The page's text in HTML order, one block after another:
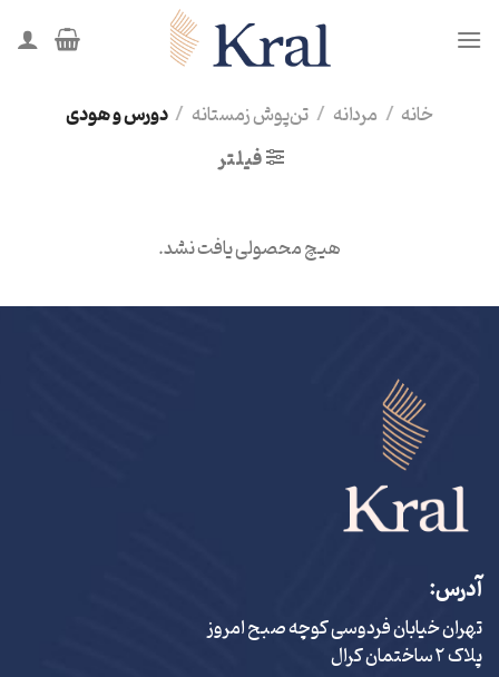
خانه / مردانه / تن‌پوش زمستانه /دورس و هودی
فیلتر
هیچ محصولی یافت نشد.
آدرس:
تهران خیابان فردوسی کوچه صبح امروز
پلاک ٢ ساختمان کرال